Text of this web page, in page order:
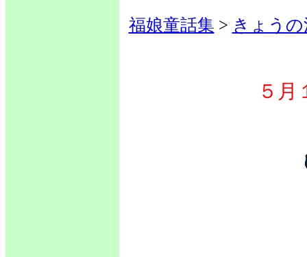
福娘童話集 > きょう
５月